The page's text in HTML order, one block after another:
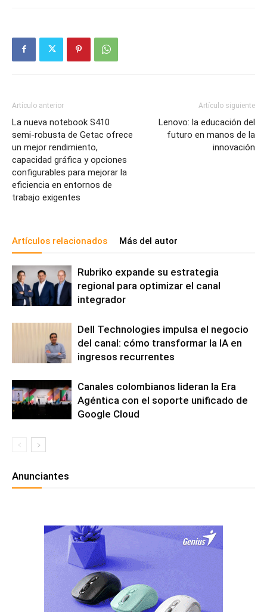
Artículo anterior
La nueva notebook S410
semi-robusta de Getac ofrece
un mejor rendimiento,
capacidad gráfica y opciones
configurables para mejorar la
eficiencia en entornos de
trabajo exigentes
Artículo siguiente
Lenovo: la educación del
futuro en manos de la
innovación
Artículos relacionados Más del autor
Rubriko expande su estrategia
regional para optimizar el canal
integrador
Dell Technologies impulsa el negocio
del canal: cómo transformar la IA en
ingresos recurrentes
Canales colombianos lideran la Era
Agéntica con el soporte unificado de
Google Cloud
Anunciantes